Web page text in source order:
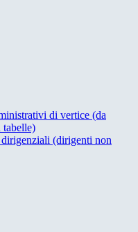
di vertice (da
tabelle)
(dirigenti non